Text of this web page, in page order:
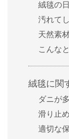
絨毯の
汚れて
天然素
こんな
絨毯に関
ダニが
滑り止
適切な